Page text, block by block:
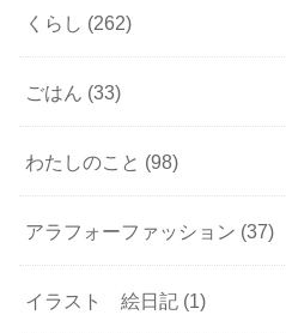
くらし (262)
ごはん (33)
わたしのこと (98)
アラフォーファッション (37)
イラスト 絵日記 (1)